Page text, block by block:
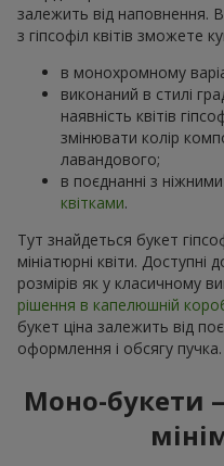
залежить від наповнення. В
з гіпсофіл квітів зможете
в монохромному
виконаний в стилі
наявність квітів
змінювати колір
лавандового;
в поєднанні з
квітками.
Тут знайдеться букет
мініатюрні квіти. Доступні
розмірів як у класичному
рішення в капелюшній
букет ціна залежить від
оформлення і обсягу пучка.
Моно-букети